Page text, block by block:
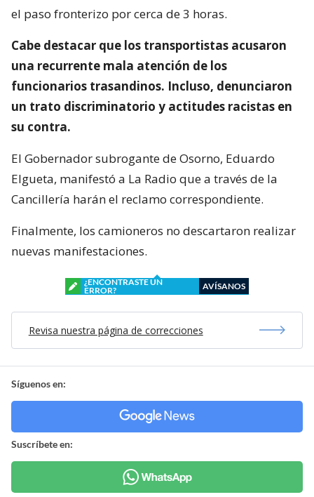
el paso fronterizo por cerca de 3 horas.
Cabe destacar que los transportistas acusaron
una recurrente mala atención de los
funcionarios trasandinos. Incluso, denunciaron
un trato discriminatorio y actitudes racistas en
su contra.
El Gobernador subrogante de Osorno, Eduardo
Elgueta, manifestó a La Radio que a través de la
Cancillería harán el reclamo correspondiente.
Finalmente, los camioneros no descartaron realizar
nuevas manifestaciones.
¿ENCONTRASTE UN
ERROR?
AVÍSANOS
Revisa nuestra página de correcciones
Síguenos en:
Suscríbete en: